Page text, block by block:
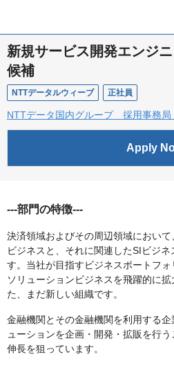
新規サービス開発エンジ
候補
NTTデータルウィーブ 正社員
NTTデータ国内グループ 採用事務局
Apply
---部門の特徴---
決済領域およびその周辺領域におい
ビジネスと、それに関連したSIビジ
す。当社が目指すビジネスポートフォ
ソリューションビジネスを飛躍的に
た、まだ新しい組織です。
金融機関とその金融機関を利用する
ューションを企画・開発・拡販を行
伸長を狙っています。